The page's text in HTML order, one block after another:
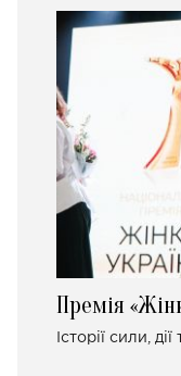
Премія
Історії сили,